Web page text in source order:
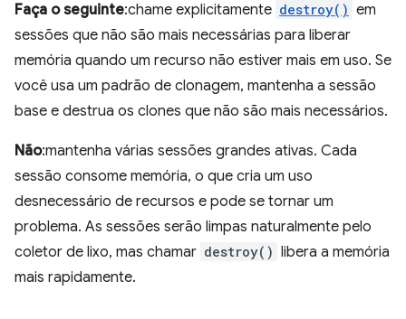
Faça o seguinte:chame explicitamente destroy() em
sessões que não são mais necessárias para liberar
memória quando um recurso não estiver mais em uso. Se
você usa um padrão de clonagem, mantenha a sessão
base e destrua os clones que não são mais necessários.
Não:mantenha várias sessões grandes ativas. Cada
sessão consome memória, o que cria um uso
desnecessário de recursos e pode se tornar um
problema. As sessões serão limpas naturalmente pelo
coletor de lixo, mas chamar destroy() libera a memória
mais rapidamente.